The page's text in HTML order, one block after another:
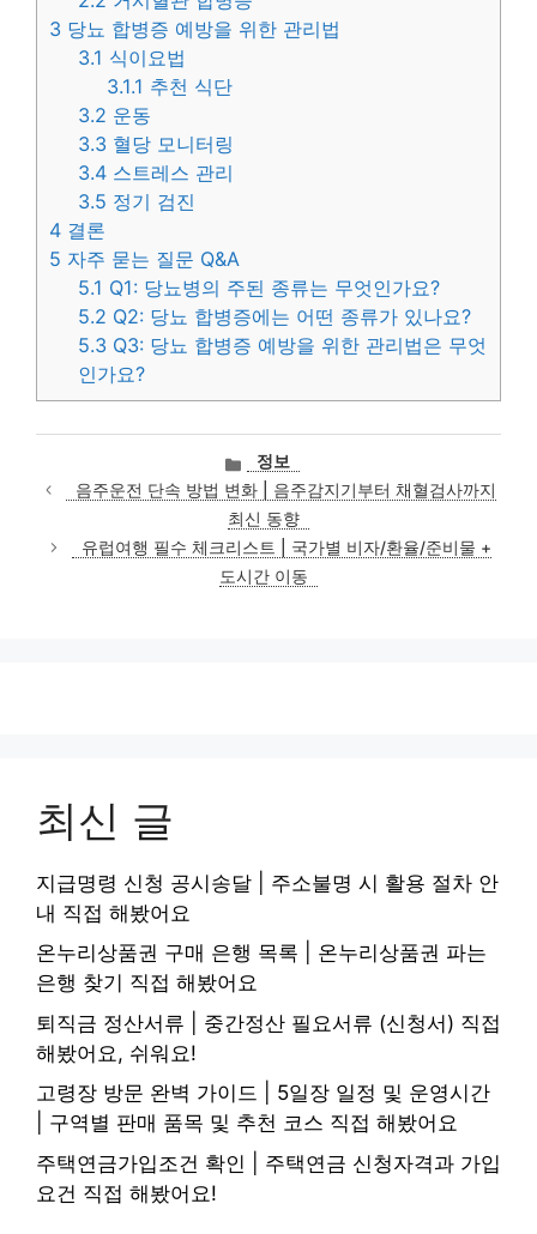
3 당뇨 합병증 예방을 위한 관리법
3.1 식이요법
3.1.1 추천 식단
3.2 운동
3.3 혈당 모니터링
3.4 스트레스 관리
3.5 정기 검진
4 결론
5 자주 묻는 질문 Q&A
5.1 Q1: 당뇨병의 주된 종류는 무엇인가요?
5.2 Q2: 당뇨 합병증에는 어떤 종류가 있나요?
5.3 Q3: 당뇨 합병증 예방을 위한 관리법은 무엇
인가요?
카
테
고
리
정보
음주운전 단속 방법 변화 | 음주감지기부터 채혈검사까지
최신 동향
유럽여행 필수 체크리스트 | 국가별 비자/환율/준비물 +
도시간 이동
최신 글
지급명령 신청 공시송달 | 주소불명 시 활용 절차 안
내 직접 해봤어요
온누리상품권 구매 은행 목록 | 온누리상품권 파는
은행 찾기 직접 해봤어요
퇴직금 정산서류 | 중간정산 필요서류 (신청서) 직접
해봤어요, 쉬워요!
고령장 방문 완벽 가이드 | 5일장 일정 및 운영시간
| 구역별 판매 품목 및 추천 코스 직접 해봤어요
주택연금가입조건 확인 | 주택연금 신청자격과 가입
요건 직접 해봤어요!